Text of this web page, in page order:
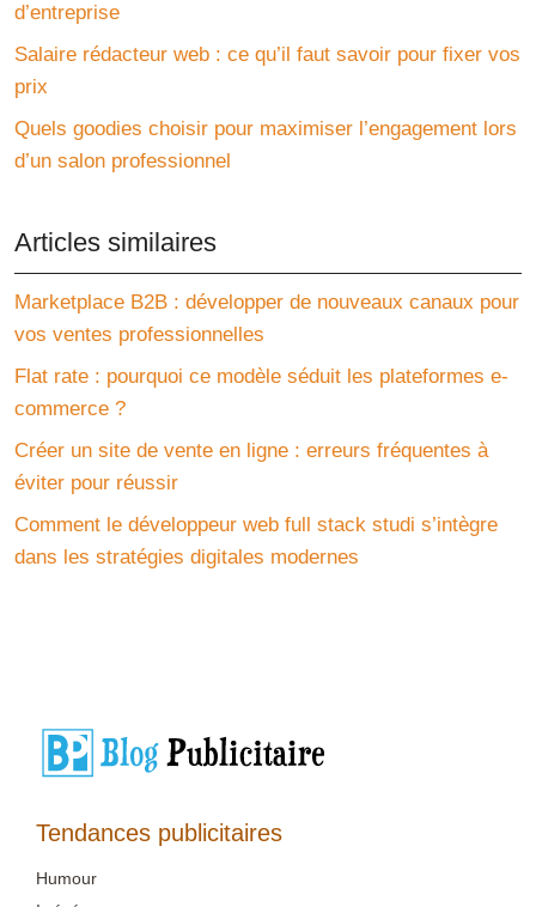
d’entreprise
Salaire rédacteur web : ce qu’il faut savoir pour fixer vos
prix
Quels goodies choisir pour maximiser l’engagement lors
d’un salon professionnel
Articles similaires
Marketplace B2B : développer de nouveaux canaux pour
vos ventes professionnelles
Flat rate : pourquoi ce modèle séduit les plateformes e-
commerce ?
Créer un site de vente en ligne : erreurs fréquentes à
éviter pour réussir
Comment le développeur web full stack studi s’intègre
dans les stratégies digitales modernes
Tendances publicitaires
Humour